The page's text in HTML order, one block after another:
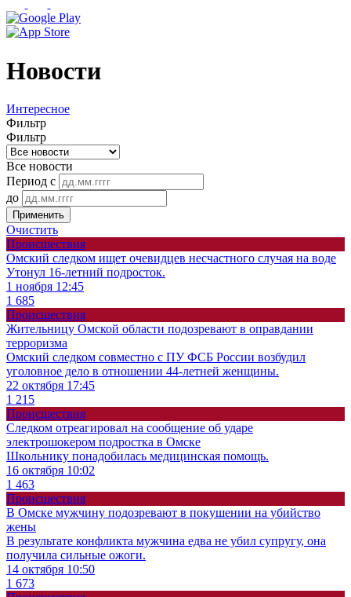
Новости
Интересное
Фильтр
Фильтр
Все новости
Период с
до
Применить
Очистить
Происшествия
Омский следком ищет очевидцев несчастного случая на воде
Утонул 16-летний подросток.
1 ноября 12:45
1 685
Происшествия
Жительницу Омской области подозревают в оправдании
терроризма
Омский следком совместно с ПУ ФСБ России возбудил
уголовное дело в отношении 44-летней женщины.
22 октября 17:45
1 215
Происшествия
Следком отреагировал на сообщение об ударе
электрошокером подростка в Омске
Школьнику понадобилась медицинская помощь.
16 октября 10:02
1 463
Происшествия
В Омске мужчину подозревают в покушении на убийство
жены
В результате конфликта мужчина едва не убил супругу, она
получила сильные ожоги.
14 октября 10:50
1 673